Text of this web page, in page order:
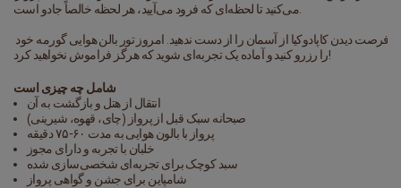
می‌کنید تا لحظه‌ای که فرود می‌آیید، هر لحظه خالصاً جادو است.
را رزرو کنید و آماده یک تجربه‌ای شوید که هرگز فراموش نخواهید کرد!
شامل چه چیزی است
انتقال از هتل و بازگشت به آن
صبحانه سبک قبل از پرواز (چای، قهوه، شیرینی)
پرواز با بالون هوایی به مدت ۶۰-۷۵ دقیقه
خلبان با تجربه و دارای مجوز
سبد کوچک برای تجربه‌ای شخصی‌سازی شده
شامپاین برای جشن و گواهی پرواز